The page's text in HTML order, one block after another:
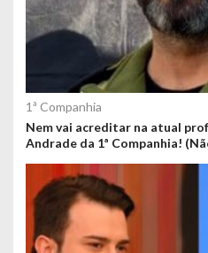
1ª Companhia
Nem vai acreditar na atual
Andrade da 1ª Companhia!